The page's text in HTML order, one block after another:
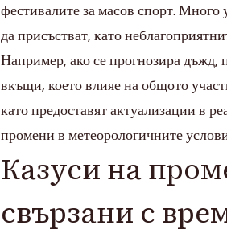
фестивалите за масов спорт. Много
да присъстват, като
Например, ако се прогнозира дъжд,
вкъщи, което влияе на общото
като предоставят актуализации в
промени в метеорологичните
Казуси на
свързани с